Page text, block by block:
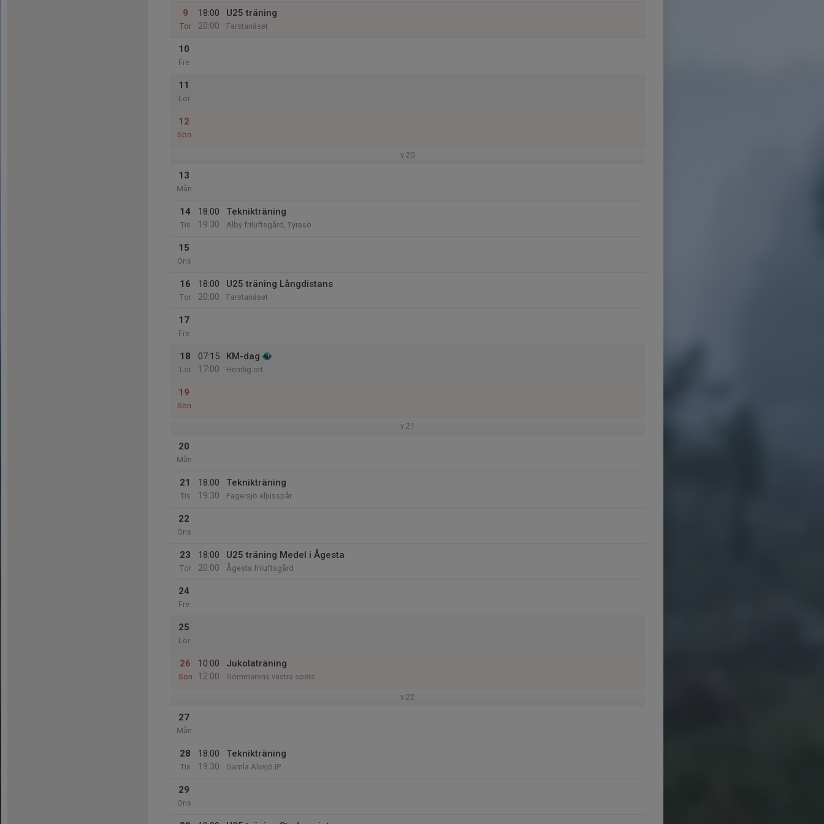
9
Tor
18:00
20:00
U25 träning
Farstanäset
10
Fre
11
Lör
12
Sön
v.20
13
Mån
14
Tis
18:00
19:30
Teknikträning
Alby friluftsgård, Tyresö
15
Ons
16
Tor
18:00
20:00
U25 träning Långdistans
Farstanäset
17
Fre
18
Lör
07:15
17:00
KM-dag
Hemlig ort
19
Sön
v.21
20
Mån
21
Tis
18:00
19:30
Teknikträning
Fagersjö eljusspår
22
Ons
23
Tor
18:00
20:00
U25 träning Medel i Ågesta
Ågesta friluftsgård
24
Fre
25
Lör
26
Sön
10:00
12:00
Jukolaträning
Gömmarens västra spets
v.22
27
Mån
28
Tis
18:00
19:30
Teknikträning
Gamla Älvsjö IP
29
Ons